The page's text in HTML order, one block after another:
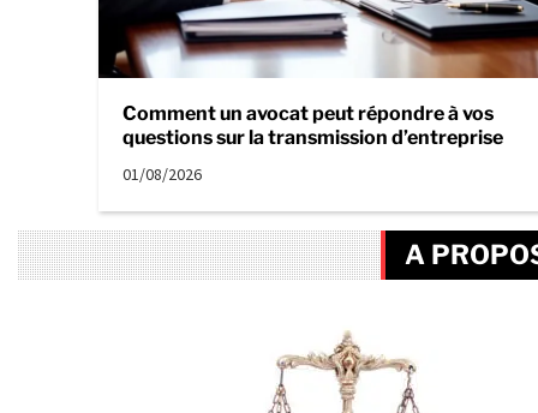
Comment un avocat peut répondre à vos
questions sur la transmission d’entreprise
01/08/2026
A